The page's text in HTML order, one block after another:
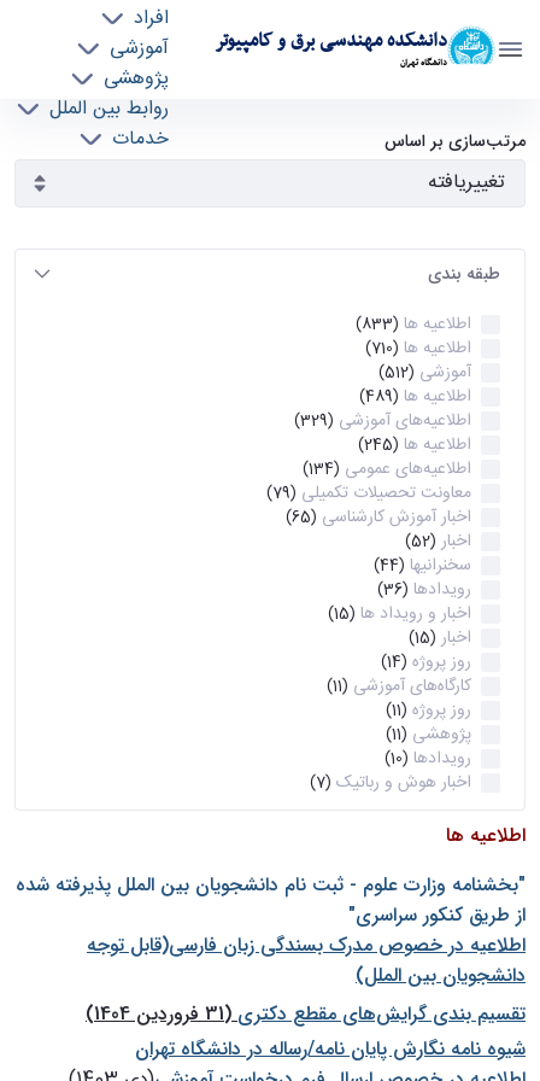
دانشکده مهندسی برق و کامپیوتر
دانشگاه تهران
افراد
آموزشی
پژوهشی
روابط بین الملل
خدمات
آرشیو اطلاعیه ها - ece- دانشکده مهندسی برق و
کامپیوتر
مرتب‌سازی بر اساس
طبقه بندی
اطلاعیه ها (833)
اطلاعیه ها (710)
آموزشی (512)
اطلاعیه ها (489)
اطلاعیه‌های‌ آموزشی (329)
اطلاعیه ها (245)
اطلاعیه‌های عمومی (134)
معاونت تحصیلات تکمیلی (79)
اخبار آموزش کارشناسی (65)
اخبار (52)
سخنرانیها (44)
رویدادها (36)
اخبار و رویداد ها (15)
اخبار (15)
روز پروژه (14)
کارگاه‌های آموزشی (11)
روز پروژه (11)
پژوهشی (11)
رویدادها (10)
اخبار هوش و رباتیک (7)
اطلاعیه ها
"بخشنامه وزارت علوم - ثبت نام دانشجويان بين الملل پذيرفته شده
از طريق كنكور سراسری"
اطلاعیه در خصوص مدرک بسندگی زبان فارسی(قابل توجه
دانشجویان بین الملل)
تقسیم بندی گرایش‌های مقطع دکتری(31 فروردین 1404)
شيوه نامه نگارش پايان نامه/رساله در دانشگاه تهران